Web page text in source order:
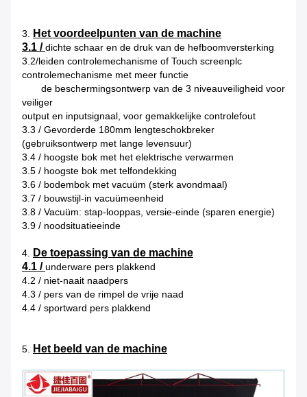
3. Het voordeelpunten van de machine
3.1 / dichte schaar en de druk van de hefboomversterking
3.2/leiden controlemechanisme of Touch screenplc
controlemechanisme met meer functie
de beschermingsontwerp van de 3 niveauveiligheid voor
veiliger
output en inputsignaal, voor gemakkelijke controlefout
3.3 / Gevorderde 180mm lengteschokbreker
(gebruiksontwerp met lange levensuur)
3.4 / hoogste bok met het elektrische verwarmen
3.5 / hoogste bok met telfondekking
3.6 / bodembok met vacuüm (sterk avondmaal)
3.7 / bouwstijl-in vacuümeenheid
3.8 / Vacuüm: stap-looppas, versie-einde (sparen energie)
3.9 / noodsituatieeinde
4. De toepassing van de machine
4.1 / underware pers plakkend
4.2 / niet-naait naadpers
4.3 / pers van de rimpel de vrije naad
4.4 / sportward pers plakkend
5. Het beeld van de machine